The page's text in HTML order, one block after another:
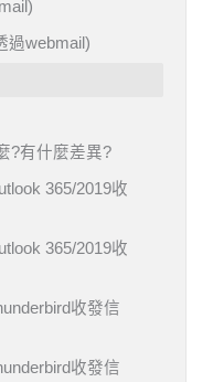
過webmail)
?有什麼差異?
365/2019收
365/2019收
收發信
收發信